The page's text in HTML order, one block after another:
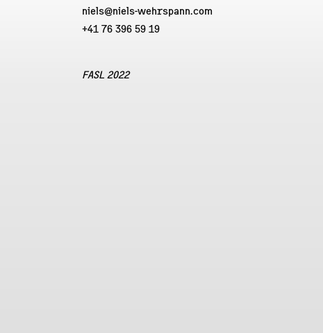
+41 76 396 59 19
niels@niels-wehrspann.com
FASL 2022